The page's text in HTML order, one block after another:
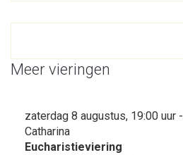
Meer vieringen
zaterdag 8 augustus, 19:00 uur -
Catharina
Eucharistieviering